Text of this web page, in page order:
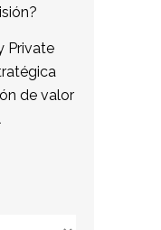
Private
de valor